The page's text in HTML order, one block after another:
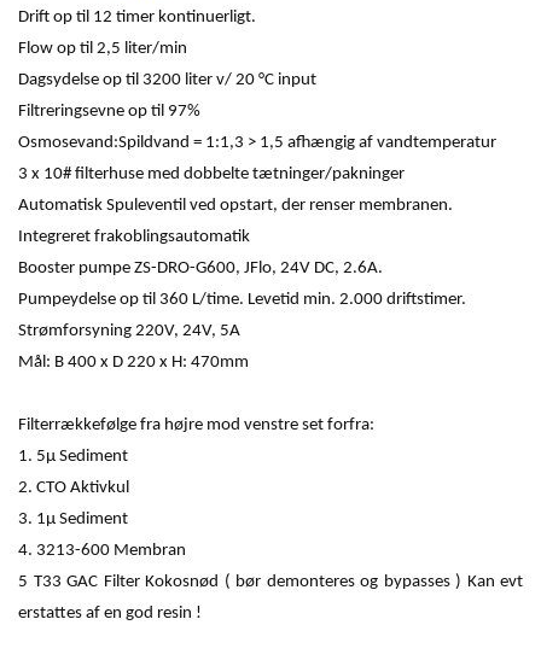
Drift op til 12 timer kontinuerligt.
Flow op til 2,5 liter/min
Dagsydelse op til 3200 liter v/ 20 °C input
Filtreringsevne op til 97%
Osmosevand:Spildvand = 1:1,3 > 1,5 afhængig af vandtemperatur
3 x 10# filterhuse med dobbelte tætninger/pakninger
Automatisk Spuleventil ved opstart, der renser membranen.
Integreret frakoblingsautomatik
Booster pumpe ZS-DRO-G600, JFlo, 24V DC, 2.6A.
Pumpeydelse op til 360 L/time. Levetid min. 2.000 driftstimer.
Strømforsyning 220V, 24V, 5A
Mål: B 400 x D 220 x H: 470mm
Filterrækkefølge fra højre mod venstre set forfra:
1. 5µ Sediment
2. CTO Aktivkul
3. 1µ Sediment
4. 3213-600 Membran
5 T33 GAC Filter Kokosnød ( bør demonteres og bypasses ) Kan evt
erstattes af en god resin !